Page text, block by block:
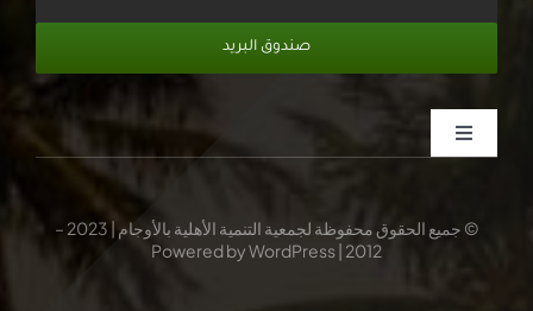
صندوق البريد
Toggle
Navigation
عن الجمعية
© جميع الحقوق محفوظة لجمعية التنمية الأهلية بالأوجام | 2023 –
2012 | Powered by WordPress